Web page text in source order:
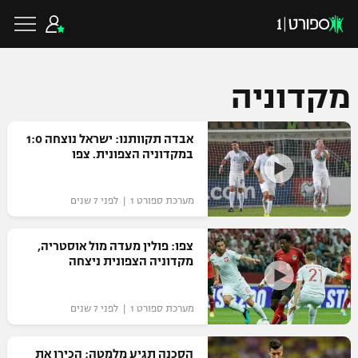
כדורגל ישראלי
ליגת העל
גביע הטוטו
ליגיונרים
גביע המדינה
כדורגל עולמי
ליגת האלופות
ליגה אירופית
ליגה אנגלית
כדורסל ישראלי
ליגת ווינר סל
ליגה לאומית
כדורסל עולמי
NBA
מקדוניה
אבדה תקוותנו: ישראל נוצחה 1:0
במקדוניה הצפונית. צפו
מערכת ספורט 1 | לפני 7 שנים
צפו: פולין מעדה מול אוסטריה,
מקדוניה הצפונית ניצחה
מערכת ספורט 1 | לפני 7 שנים
הסכנה תגיע מלמטה: הכירו את